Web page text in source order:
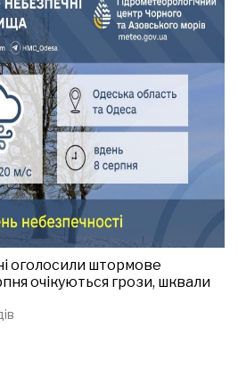
оголосили штормове
очікуються грози, шквали